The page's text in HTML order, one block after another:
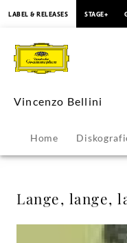
lange,
lange
Melodien
-
Vincenzo
Bellini
LABEL & RELEASES STAGE+
Vincenzo Bellini
Home
Lange, lange,